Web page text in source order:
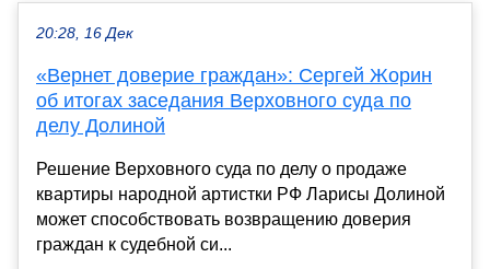
20:28, 16 Дек
«Вернет доверие граждан»: Сергей Жорин
об итогах заседания Верховного суда по
делу Долиной
Решение Верховного суда по делу о продаже
квартиры народной артистки РФ Ларисы Долиной
может способствовать возвращению доверия
граждан к судебной си...